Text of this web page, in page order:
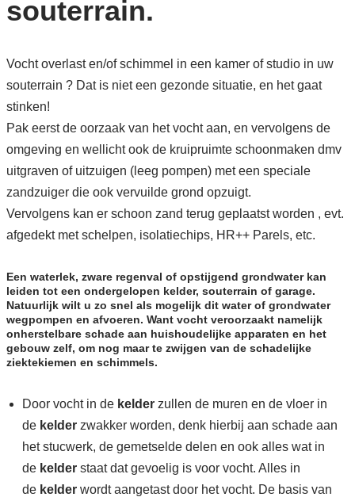
souterrain.
Vocht overlast en/of schimmel in een kamer of studio in uw
souterrain ? Dat is niet een gezonde situatie, en het gaat
stinken!
Pak eerst de oorzaak van het vocht aan, en vervolgens de
omgeving en wellicht ook de kruipruimte schoonmaken dmv
uitgraven of uitzuigen (leeg pompen) met een speciale
zandzuiger die ook vervuilde grond opzuigt.
Vervolgens kan er schoon zand terug geplaatst worden , evt.
afgedekt met schelpen, isolatiechips, HR++ Parels, etc.
Een waterlek, zware regenval of opstijgend grondwater kan
leiden tot een ondergelopen kelder, souterrain of garage.
Natuurlijk wilt u zo snel als mogelijk dit water of grondwater
wegpompen en afvoeren. Want vocht veroorzaakt namelijk
onherstelbare schade aan huishoudelijke apparaten en het
gebouw zelf, om nog maar te zwijgen van de schadelijke
ziektekiemen en schimmels.
Door vocht in de kelderzullen de muren en de vloer in
de kelderzwakker worden, denk hierbij aan schade aan
het stucwerk, de gemetselde delen en ook alles wat in
de kelderstaat dat gevoelig is voor vocht. Alles in
de kelderwordt aangetast door het vocht. De basis van